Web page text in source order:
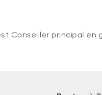
Conseiller principal en